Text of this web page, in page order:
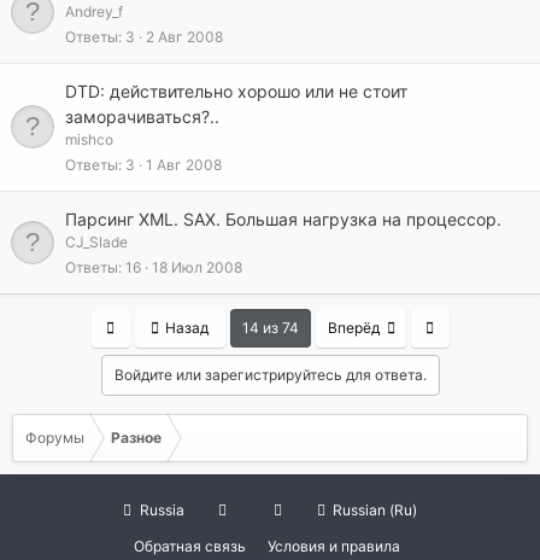
Andrey_f
Ответы 3 2 Авг 2008
DTD: действительно хорошо или не стоит
заморачиваться?..
mishco
Ответы 3 1 Авг 2008
Парсинг XML. SAX. Большая нагрузка на процессор.
CJ_Slade
Ответы 16 18 Июл 2008
Назад 14 из 74 Вперёд
Войдите или зарегистрируйтесь для ответа.
Форумы Разное
Russia
Russian (Ru)
Обратная связь
Условия и правила